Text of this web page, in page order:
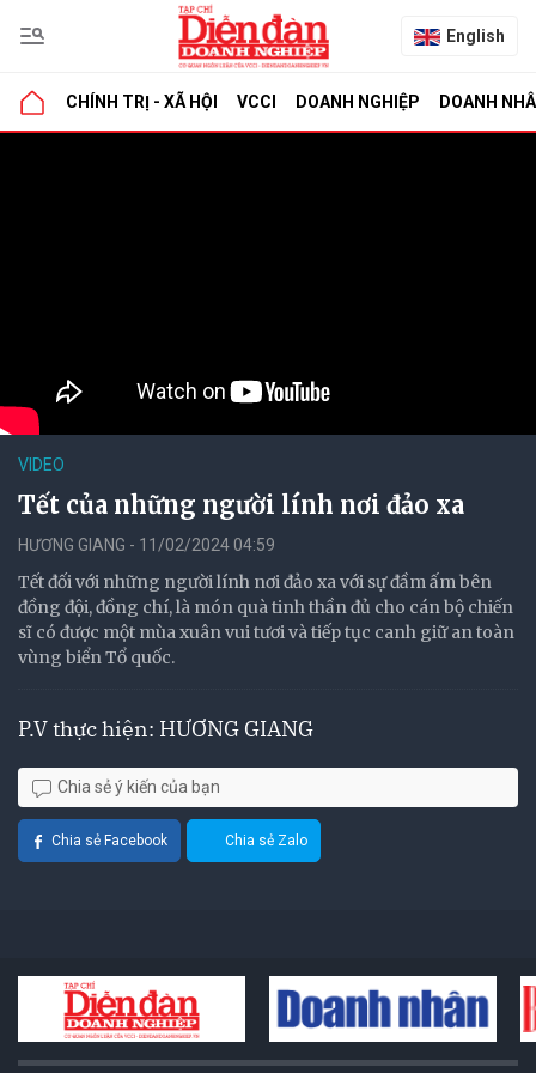
English
CHÍNH TRỊ - XÃ HỘI VCCI DOANH NGHIỆP DOANH
VIDEO
Tết của những người lính nơi đảo xa
HƯƠNG GIANG - 11/02/2024 04:59
Tết đối với những người lính nơi đảo xa với sự đầm ấm bên
đồng đội, đồng chí, là món quà tinh thần đủ cho cán bộ chiến
sĩ có được một mùa xuân vui tươi và tiếp tục canh giữ an toàn
vùng biển Tổ quốc.
P.V thực hiện: HƯƠNG GIANG
Chia sẻ ý kiến của bạn
Chia sẻ Facebook Chia sẻ Zalo